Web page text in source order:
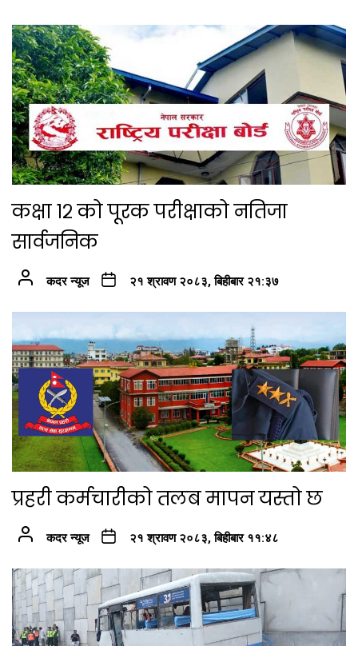
कक्षा १२ को पूरक परीक्षाको नतिजा
सार्वजनिक
कदर न्यूज २१ श्रावण २०८३, बिहीबार २१:३७
प्रहरी कर्मचारीको तलब मापन यस्तो छ
कदर न्यूज २१ श्रावण २०८३, बिहीबार ११:४८